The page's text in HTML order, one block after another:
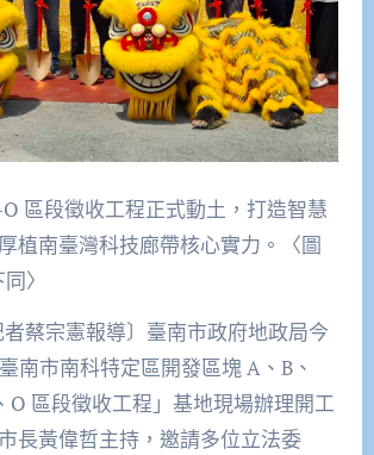
區段徵收工程正式動土，打造智慧
植南臺灣科技廊帶核心實力。〈圖
〉
者蔡宗憲報導〕臺南市政府地政局今
南市南科特定區開發區塊 A、B、
O 區段徵收工程」基地現場辦理開工
長黃偉哲主持，邀請多位立法委